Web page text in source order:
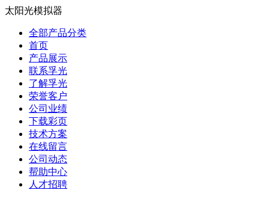
太阳光模拟器
全部产品分类
首页
产品展示
联系孚光
了解孚光
荣誉客户
公司业绩
下载彩页
技术方案
在线留言
公司动态
帮助中心
人才招聘